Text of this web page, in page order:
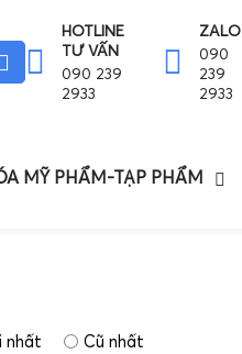
HOTLINE
TƯ VẤN
090 239
2933
ZALO
090
239
2933
MỸ PHẨM-TẠP PHẨM
nhất Cũ nhất